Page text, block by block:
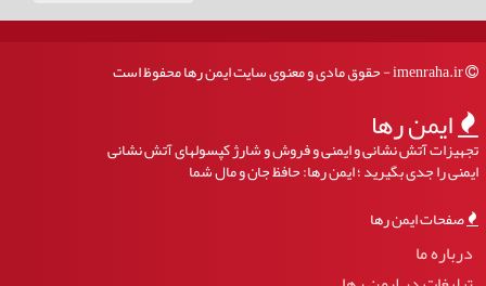
ایمن رها
تجهیزات آتش نشانی و ایمنی و فروش و شارژ کپسولهای آتش نشانی
ایمنی را جدی بگیرید ؛ ایمن رها: حافظ جان و مال شما
صفحات ایمن رها
درباره ما